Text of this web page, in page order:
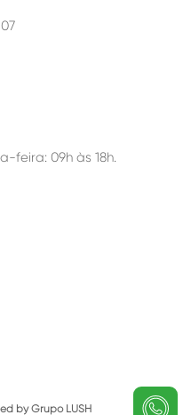
feira: 09h às 18h.
by Grupo LUSH